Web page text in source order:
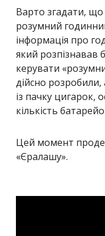
Варто згадати,
розумний
інформація про
який розпізнавав
керувати
дійсно
із пачку цигарок,
кількість
Цей момент
«Єралашу».